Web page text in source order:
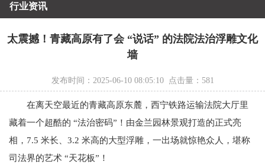
行业资讯
太震撼！青藏高原有了会 “说话” 的法院法治浮雕文化
墙
发布时间：2025-06-10 08:05:10 点击量： 581
在离天空最近的青藏高原东麓，西宁铁路运输法院大厅里
藏着一个超酷的 “法治密码”！由金兰园林景观打造的正式亮
相，7.5 米长、3.2 米高的大型浮雕，一出场就惊艳众人，堪称
司法界的艺术 “天花板”！